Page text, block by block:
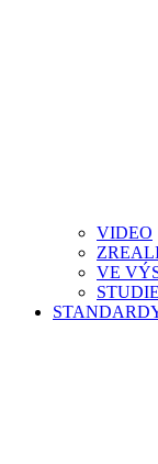
VIDEO
VE
STUDIE